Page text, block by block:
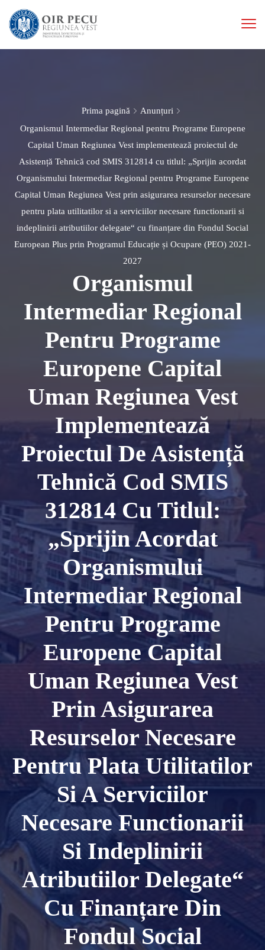
Prima pagină
Anunțuri
Organismul Intermediar Regional pentru Programe Europene
Capital Uman Regiunea Vest implementează proiectul de
Asistență Tehnică cod SMIS 312814 cu titlul: „Sprijin acordat
Organismului Intermediar Regional pentru Programe Europene
Capital Uman Regiunea Vest prin asigurarea resurselor necesare
pentru plata utilitatilor si a serviciilor necesare functionarii si
indeplinirii atributiilor delegate“ cu finanțare din Fondul Social
European Plus prin Programul Educație și Ocupare (PEO) 2021-
2027
Organismul
Intermediar Regional
Pentru Programe
Europene Capital
Uman Regiunea Vest
Implementează
Proiectul De Asistență
Tehnică Cod SMIS
312814 Cu Titlul:
„Sprijin Acordat
Organismului
Intermediar Regional
Pentru Programe
Europene Capital
Uman Regiunea Vest
Prin Asigurarea
Resurselor Necesare
Pentru Plata Utilitatilor
Si A Serviciilor
Necesare Functionarii
Si Indeplinirii
Atributiilor Delegate“
Cu Finanțare Din
Fondul Social